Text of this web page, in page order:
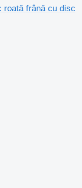
roată frână cu disc